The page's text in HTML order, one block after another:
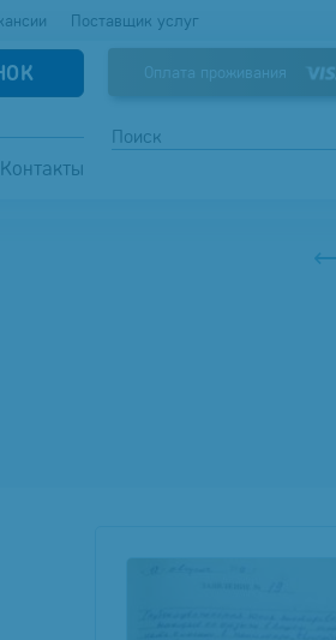
Поставщик услуг
Контакты
Оплата проживания